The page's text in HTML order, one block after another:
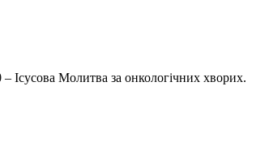
Ісусова Молитва за онкологічних хворих.